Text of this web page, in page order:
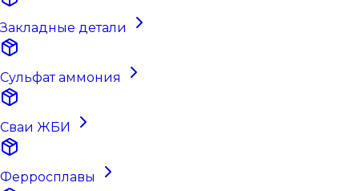
Закладные детали
Сульфат аммония
Сваи ЖБИ
Ферросплавы